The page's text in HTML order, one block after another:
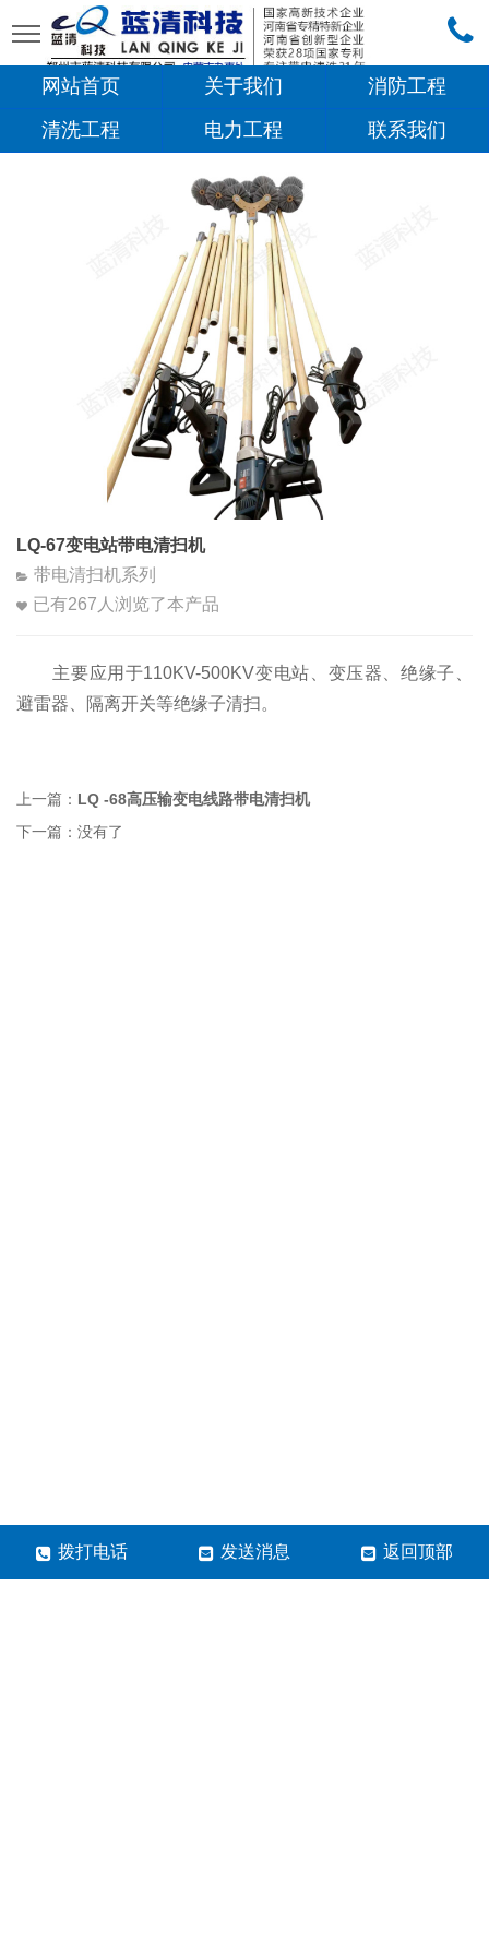
网站首页 关于我们
消防工程
清洗工程
电力工程 联系我们
LQ-67变电站带电清扫机
带电清扫机系列
已有267 人浏览了本产品
主要应用于110KV-500KV变电站、变压器、绝缘子、
避雷器、隔离开关等绝缘子清扫。
上一篇： LQ -68高压输变电线路带电清扫机
下一篇：没有了
拨打电话 发送消息 返回顶部